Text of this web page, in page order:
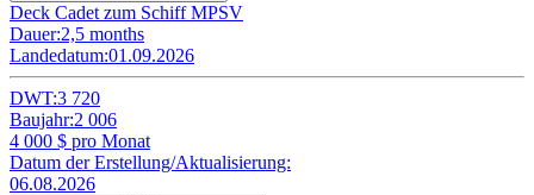
Deck Cadet zum Schiff MPSV
Dauer:2,5 months
Landedatum:01.09.2026
DWT:3 720
Baujahr:2 006
4 000 $ pro Monat
Datum der Erstellung/Aktualisierung:
06.08.2026